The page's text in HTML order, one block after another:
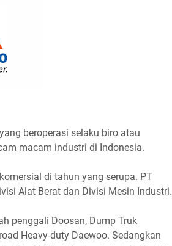
beroperasi selaku biro atau
macam industri di Indonesia.
di tahun yang serupa. PT
Alat Berat dan Divisi Mesin Industri.
penggali Doosan, Dump Truk
Heavy-duty Daewoo. Sedangkan